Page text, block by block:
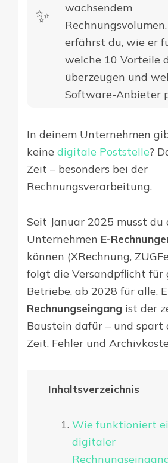
✨​
wachsendem
erfährst du, wie er
welche 10 Vorteile
überzeugen und
Software-Anbieter
In deinem Unternehmen
keine digitale Poststelle?
Zeit – besonders bei der
Rechnungsverarbeitung.
Seit Januar 2025 musst du
Unternehmen E-
können (XRechnung,
folgt die Versandpflicht für
Betriebe, ab 2028 für alle.
Rechnungseingang ist der
Baustein dafür – und spart
Zeit, Fehler und
Inhaltsverzeichnis
Wie funktioniert
digitaler